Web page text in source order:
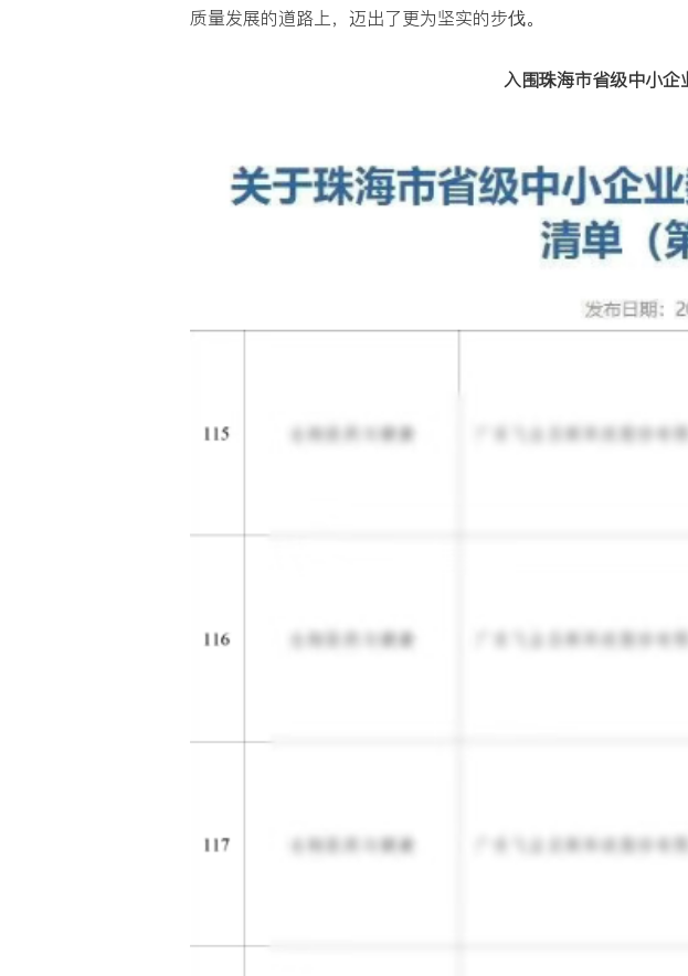
质量发展的道路上，迈出了更为坚实的步伐。
入围珠海市省级中小